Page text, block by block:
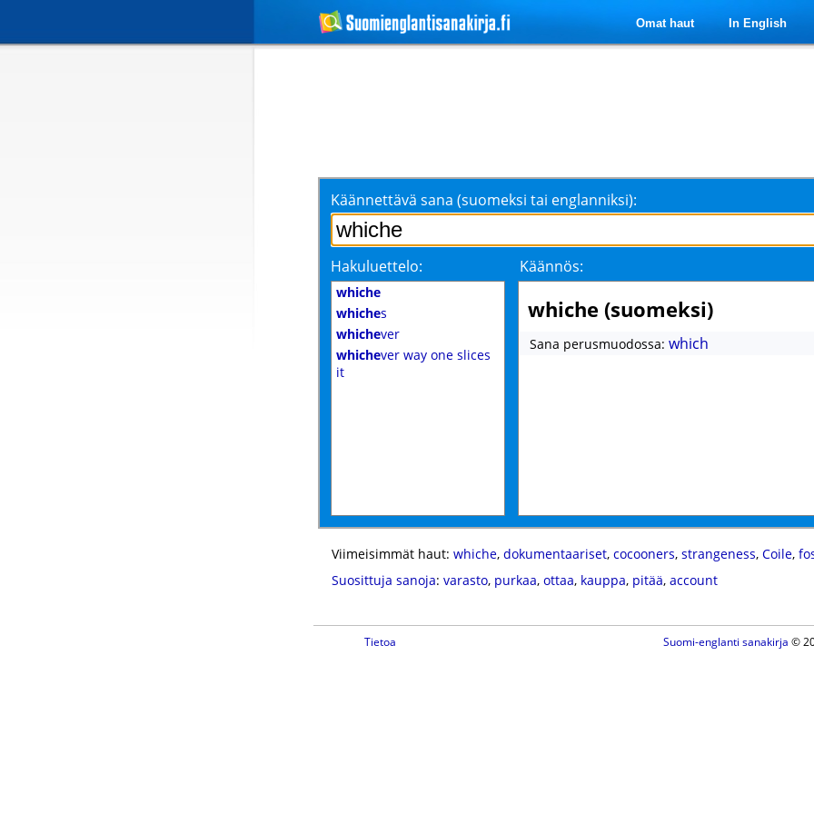
Omat haut In English
Käännettävä sana (suomeksi tai englanniksi):
Hakuluettelo: Käännös:
whiche
whiches
whichever
whichever way one slices
it
whiche (suomeksi)
Sana perusmuodossa: which
Viimeisimmät haut: whiche, dokumentaariset, cocooners, strangeness, Coile,
Suosittuja sanoja: varasto, purkaa, ottaa, kauppa, pitää, account
Tietoa Suomi-englanti sanakirja ©